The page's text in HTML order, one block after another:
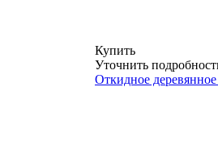
Купить
Уточнить
Откидное